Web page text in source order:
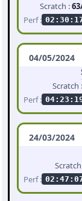
Scratch :
Perf :
04/05/2024
Scratch :
Perf :
24/03/2024
Perf :